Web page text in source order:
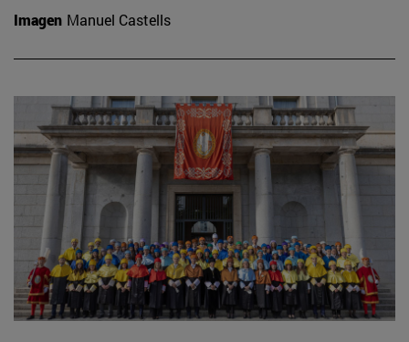
Imagen Manuel Castells